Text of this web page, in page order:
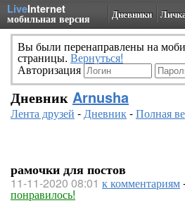
LiveInternet
мобильная версия Дневники
Вы были перенаправлены на
страницы. Вернуться!
Авторизация
Дневник Arnusha
Лента друзей -Дневник-Полная
рамочки для постов
11-11-2020 08:01 к комментариям
понравилось!